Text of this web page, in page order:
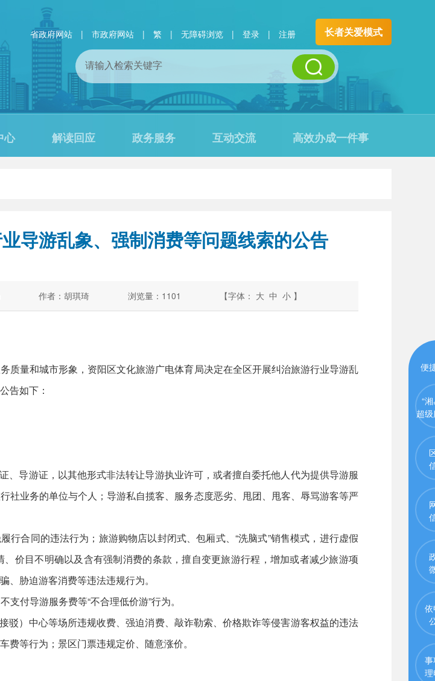
省政府网站 | 市政府网站 | 繁 | 无障碍浏览 | 登录 | 注册 长者关爱模式
心 解读回应 政务服务 互动交流 高效办成一件事
导游乱象、强制消费等问题线索的公告
作者：胡琪琦 浏览量： 1101 【字体： 大 中 小 】
量和城市形象，资阳区文化旅游广电体育局决定在全区开展纠治旅游行业导游乱
告如下：
导游证，以其他形式非法转让导游执业许可，或者擅自委托他人代为提供导游服
社业务的单位与个人；导游私自揽客、服务态度恶劣、甩团、甩客、辱骂游客等严
合同的违法行为；旅游购物店以封闭式、包厢式、“洗脑式”销售模式，进行虚假
价目不明确以及含有强制消费的条款，擅自变更旅游行程，增加或者减少旅游项
胁迫游客消费等违法违规行为。
付导游服务费等“不合理低价游”行为。
）中心等场所违规收费、强迫消费、敲诈勒索、价格欺诈等侵害游客权益的违法
等行为；景区门票违规定价、随意涨价。
便
“
超